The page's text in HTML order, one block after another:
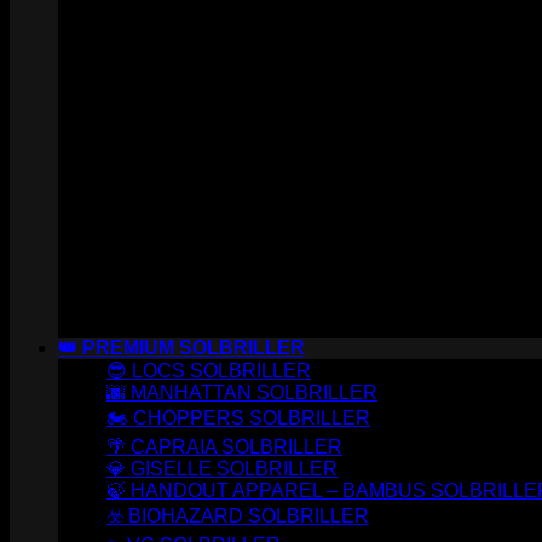
👑 PREMIUM SOLBRILLER
😎 LOCS SOLBRILLER
🌆 MANHATTAN SOLBRILLER
🏍️ CHOPPERS SOLBRILLER
🌴 CAPRAIA SOLBRILLER
💎 GISELLE SOLBRILLER
🍃 HANDOUT APPAREL – BAMBUS
☣️ BIOHAZARD SOLBRILLER